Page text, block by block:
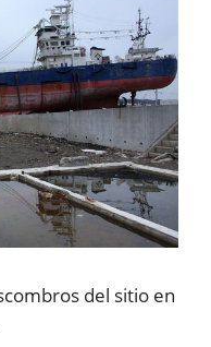
del sitio en